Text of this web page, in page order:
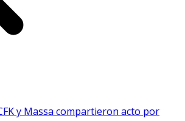
y Massa compartieron acto por